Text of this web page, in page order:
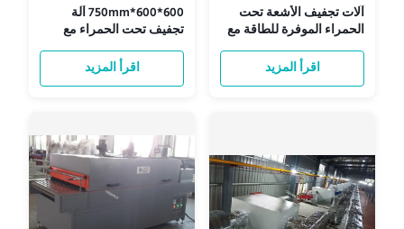
آلات تجفيف الأشعة تحت
الحمراء الموفرة للطاقة مع
وقت التسخين 0-999s
ومستوى الضوضاء ≤75dB
اقرأ المزيد
600*600*750mm آلة
تجفيف تحت الحمراء مع
ضغط الهواء 0-0.8Mpa
للتجفيف متعدد الاستخدامات
اقرأ المزيد